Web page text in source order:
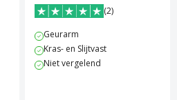
Zijdeglans
(2)
Geurarm
Kras- en Slijtvast
Niet vergelend